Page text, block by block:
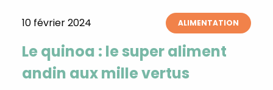
10 février 2024 ALIMENTATION
Le quinoa : le super aliment
andin aux mille vertus